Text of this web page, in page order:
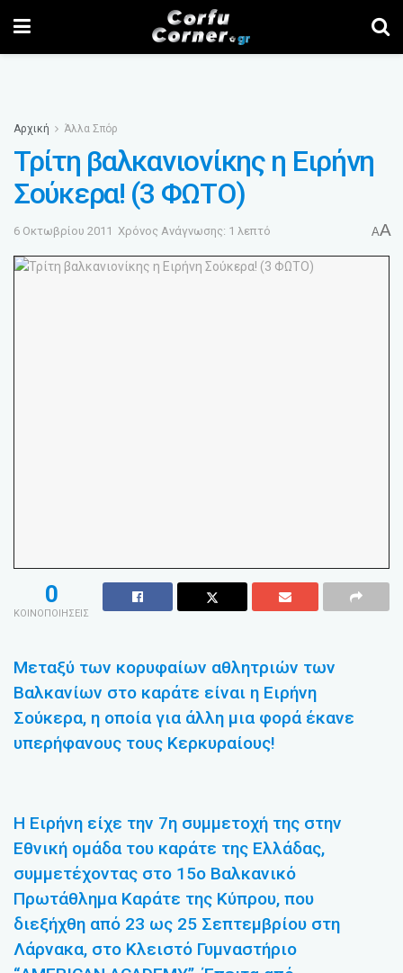
Αρχική Άλλα Σπόρ
Τρίτη βαλκανιονίκης η Ειρήνη
Σούκερα! (3 ΦΩΤΟ)
6 Οκτωβρίου 2011 Χρόνος Ανάγνωσης: 1 λεπτό AA
0
ΚΟΙΝΟΠΟΙΗΣΕΙΣ
Μεταξύ των κορυφαίων αθλητριών των
Βαλκανίων στο καράτε είναι η Ειρήνη
Σούκερα, η οποία για άλλη μια φορά έκανε
υπερήφανους τους Κερκυραίους!
Η Ειρήνη είχε την 7η συμμετοχή της στην
Εθνική ομάδα του καράτε της Ελλάδας,
συμμετέχοντας στο 15ο Βαλκανικό
Πρωτάθλημα Καράτε της Κύπρου, που
διεξήχθη από 23 ως 25 Σεπτεμβρίου στη
Λάρνακα, στο Κλειστό Γυμναστήριο